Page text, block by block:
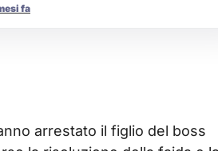
fa
arrestato il figlio del boss